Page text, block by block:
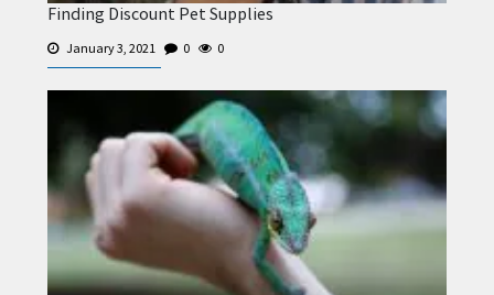
Finding Discount Pet Supplies
January 3, 2021 0 0